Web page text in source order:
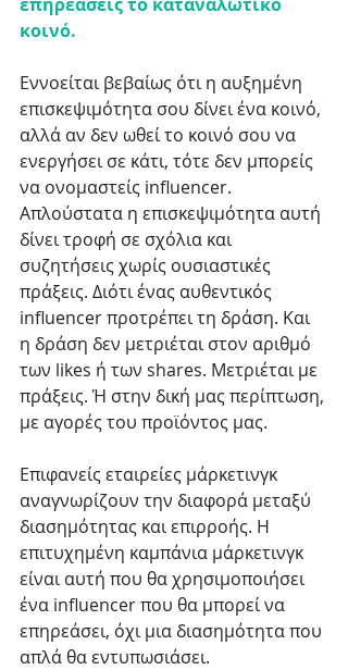
κοινό.
Εννοείται βεβαίως ότι η αυξημένη
επισκεψιμότητα σου δίνει ένα κοινό,
αλλά αν δεν ωθεί το κοινό σου να
ενεργήσει σε κάτι, τότε δεν μπορείς
να ονομαστείς influencer.
Απλούστατα η επισκεψιμότητα αυτή
δίνει τροφή σε σχόλια και
συζητήσεις χωρίς ουσιαστικές
πράξεις. Διότι ένας αυθεντικός
influencer προτρέπει τη δράση. Και
η δράση δεν μετριέται στον αριθμό
των likes ή των shares. Μετριέται με
πράξεις. Ή στην δική μας περίπτωση,
με αγορές του προϊόντος μας.
Επιφανείς εταιρείες μάρκετινγκ
αναγνωρίζουν την διαφορά μεταξύ
διασημότητας και επιρροής. Η
επιτυχημένη καμπάνια μάρκετινγκ
είναι αυτή που θα χρησιμοποιήσει
ένα influencer που θα μπορεί να
επηρεάσει, όχι μια διασημότητα που
απλά θα εντυπωσιάσει.